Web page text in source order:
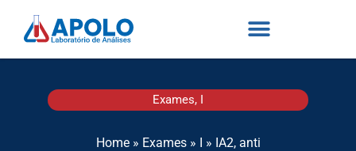
Exames, I
Home» Exames» I » IA2, anti